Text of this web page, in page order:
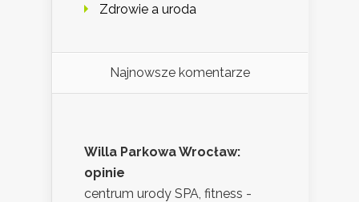
Zdrowie a uroda
Najnowsze komentarze
Willa Parkowa Wrocław:
opinie
centrum urody SPA, fitness -